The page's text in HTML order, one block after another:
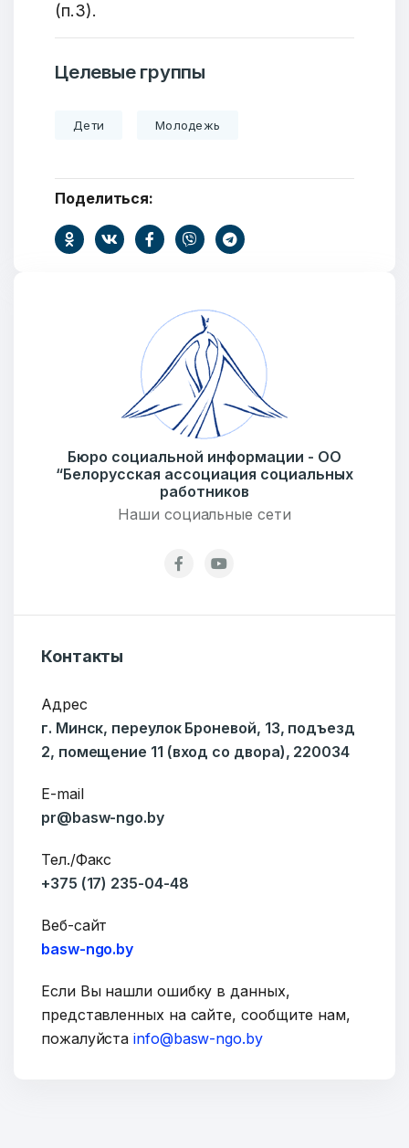
Подпишитесь:
Ваше имя
E-mail
(п.3).
Целевые группы
Дети Молодежь
Поделиться:
Бюро социальной информации - ОО
“Белорусская ассоциация социальных
работников
Наши социальные сети
Контакты
Адрес
г. Минск, переулок Броневой, 13, подъезд
2, помещение 11 (вход со двора), 220034
E-mail
pr@basw-ngo.by
Тел./Факс
+375 (17) 235-04-48
Веб-сайт
basw-ngo.by
Если Вы нашли ошибку в данных,
представленных на сайте, сообщите нам,
пожалуйстаinfo@basw-ngo.by